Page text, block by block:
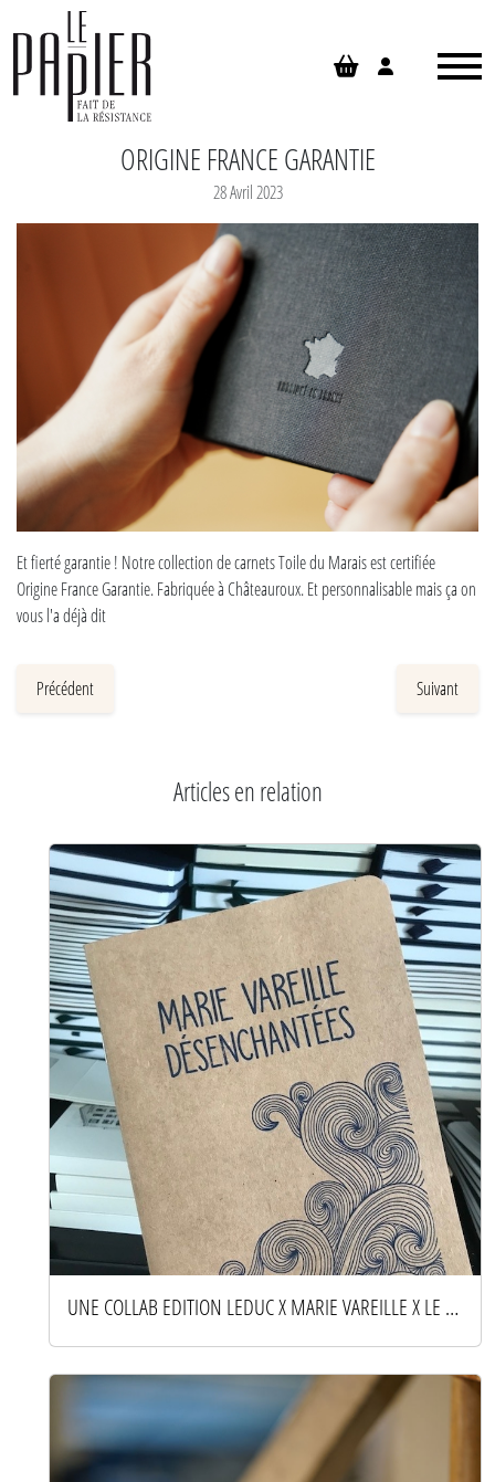
ORIGINE FRANCE GARANTIE
28 Avril 2023
Et fierté garantie ! Notre collection de carnets Toile du Marais est certifiée
Origine France Garantie. Fabriquée à Châteauroux. Et personnalisable mais ça on
vous l'a déjà dit
Précédent Suivant
Articles en relation
UNE COLLAB EDITION LEDUC X MARIE VAREILLE X LE PFR
Panneau de gestion des cookies